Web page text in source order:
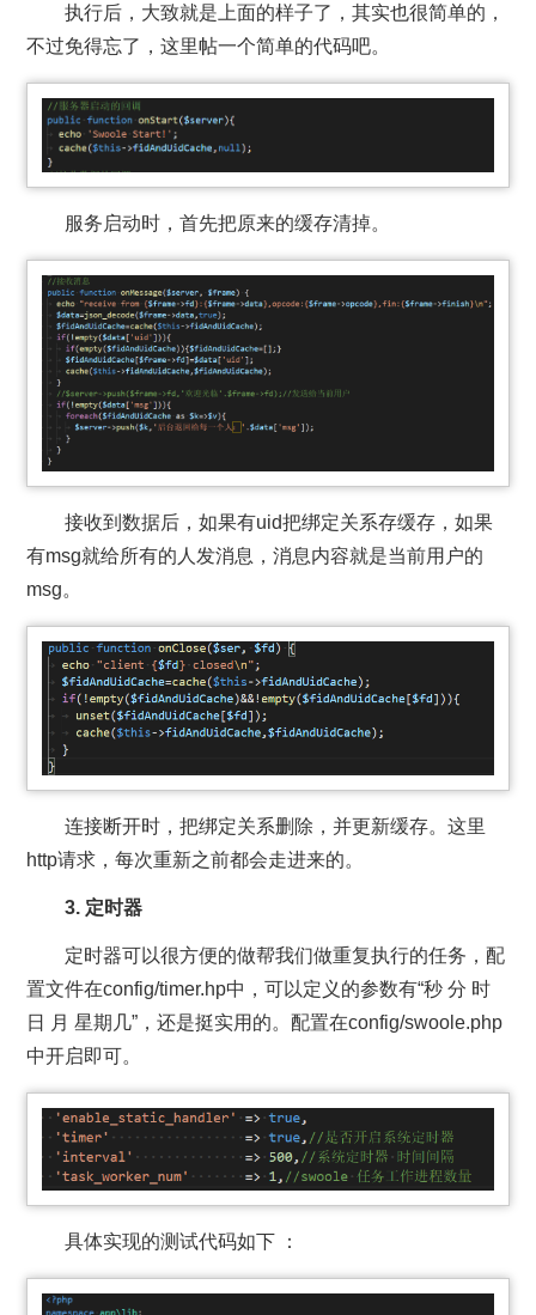
执行后，大致就是上面的样子了，其实也很简单的，
不过免得忘了，这里帖一个简单的代码吧。
服务启动时，首先把原来的缓存清掉。
接收到数据后，如果有uid把绑定关系存缓存，如果
有msg就给所有的人发消息，消息内容就是当前用户的
msg。
连接断开时，把绑定关系删除，并更新缓存。这里
http请求，每次重新之前都会走进来的。
3. 定时器
定时器可以很方便的做帮我们做重复执行的任务，配
置文件在config/timer.hp中，可以定义的参数有“秒 分 时
日 月 星期几”，还是挺实用的。配置在config/swoole.php
中开启即可。
具体实现的测试代码如下 ：